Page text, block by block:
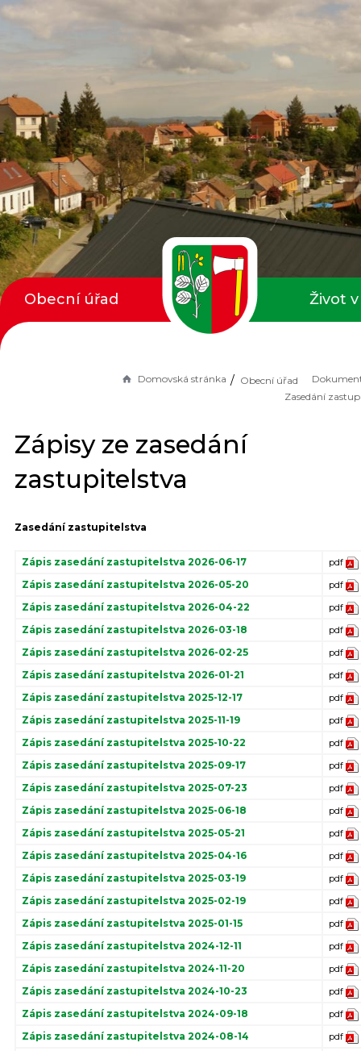
Domovská stránka Obecní úřad
Zasedání
Zápisy ze zasedání
zastupitelstva
Zasedání zastupitelstva
Zápis zasedání zastupitelstva 2026-06-17 pdf
Zápis zasedání zastupitelstva 2026-05-20 pdf
Zápis zasedání zastupitelstva 2026-04-22 pdf
Zápis zasedání zastupitelstva 2026-03-18 pdf
Zápis zasedání zastupitelstva 2026-02-25 pdf
Zápis zasedání zastupitelstva 2026-01-21 pdf
Zápis zasedání zastupitelstva 2025-12-17 pdf
Zápis zasedání zastupitelstva 2025-11-19 pdf
Zápis zasedání zastupitelstva 2025-10-22 pdf
Zápis zasedání zastupitelstva 2025-09-17 pdf
Zápis zasedání zastupitelstva 2025-07-23 pdf
Zápis zasedání zastupitelstva 2025-06-18 pdf
Zápis zasedání zastupitelstva 2025-05-21 pdf
Zápis zasedání zastupitelstva 2025-04-16 pdf
Zápis zasedání zastupitelstva 2025-03-19 pdf
Zápis zasedání zastupitelstva 2025-02-19 pdf
Zápis zasedání zastupitelstva 2025-01-15 pdf
Zápis zasedání zastupitelstva 2024-12-11 pdf
Zápis zasedání zastupitelstva 2024-11-20 pdf
Zápis zasedání zastupitelstva 2024-10-23 pdf
Zápis zasedání zastupitelstva 2024-09-18 pdf
Zápis zasedání zastupitelstva 2024-08-14 pdf
Obecní úřad Život